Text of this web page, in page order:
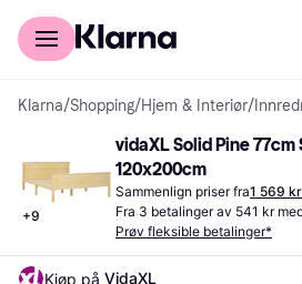
For kunder
Klarna/Shopping/Hjem & Interiør/
+9
vidaXL Solid Pine 77cm
120x200cm
Sammenlign priser fra1 569 kr
Fra 3 betalinger av 541 kr
Prøv fleksible betalinger*
Kjøp på VidaXL